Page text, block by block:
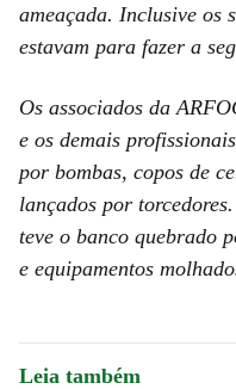
ameaçada. Inclusive os
estavam para fazer a
Os associados da
e os demais
por bombas, copos de
lançados por
teve o banco quebrado
e equipamentos
Leia também